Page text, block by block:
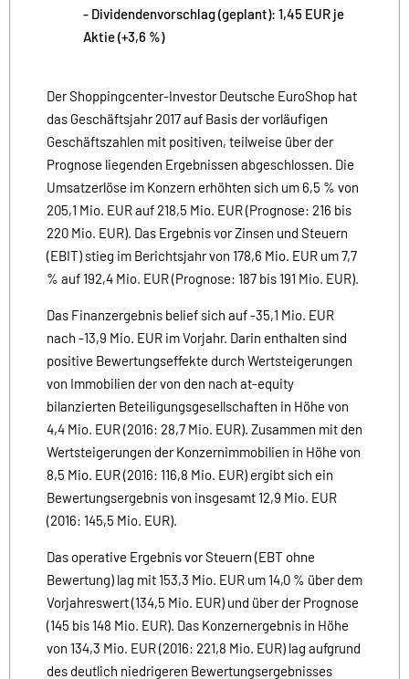
- Dividendenvorschlag (geplant): 1,45 EUR je
Aktie (+3,6 %)
Der Shoppingcenter-Investor Deutsche EuroShop hat
das Geschäftsjahr 2017 auf Basis der vorläufigen
Geschäftszahlen mit positiven, teilweise über der
Prognose liegenden Ergebnissen abgeschlossen. Die
Umsatzerlöse im Konzern erhöhten sich um 6,5 % von
205,1 Mio. EUR auf 218,5 Mio. EUR (Prognose: 216 bis
220 Mio. EUR). Das Ergebnis vor Zinsen und Steuern
(EBIT) stieg im Berichtsjahr von 178,6 Mio. EUR um 7,7
% auf 192,4 Mio. EUR (Prognose: 187 bis 191 Mio. EUR).
Das Finanzergebnis belief sich auf -35,1 Mio. EUR
nach -13,9 Mio. EUR im Vorjahr. Darin enthalten sind
positive Bewertungseffekte durch Wertsteigerungen
von Immobilien der von den nach at-equity
bilanzierten Beteiligungsgesellschaften in Höhe von
4,4 Mio. EUR (2016: 28,7 Mio. EUR). Zusammen mit den
Wertsteigerungen der Konzernimmobilien in Höhe von
8,5 Mio. EUR (2016: 116,8 Mio. EUR) ergibt sich ein
Bewertungsergebnis von insgesamt 12,9 Mio. EUR
(2016: 145,5 Mio. EUR).
Das operative Ergebnis vor Steuern (EBT ohne
Bewertung) lag mit 153,3 Mio. EUR um 14,0 % über dem
Vorjahreswert (134,5 Mio. EUR) und über der Prognose
(145 bis 148 Mio. EUR). Das Konzernergebnis in Höhe
von 134,3 Mio. EUR (2016: 221,8 Mio. EUR) lag aufgrund
des deutlich niedrigeren Bewertungsergebnisses